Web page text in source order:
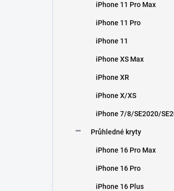
iPhone 11 Pro Max
iPhone 11 Pro
iPhone 11
iPhone XS Max
iPhone XR
iPhone X/XS
iPhone 7/8/SE2020/
Průhledné kryty
iPhone 16 Pro Max
iPhone 16 Pro
iPhone 16 Plus